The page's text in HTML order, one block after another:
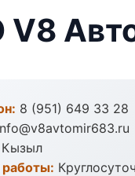
8 (951) 649 33 28
Кызыл